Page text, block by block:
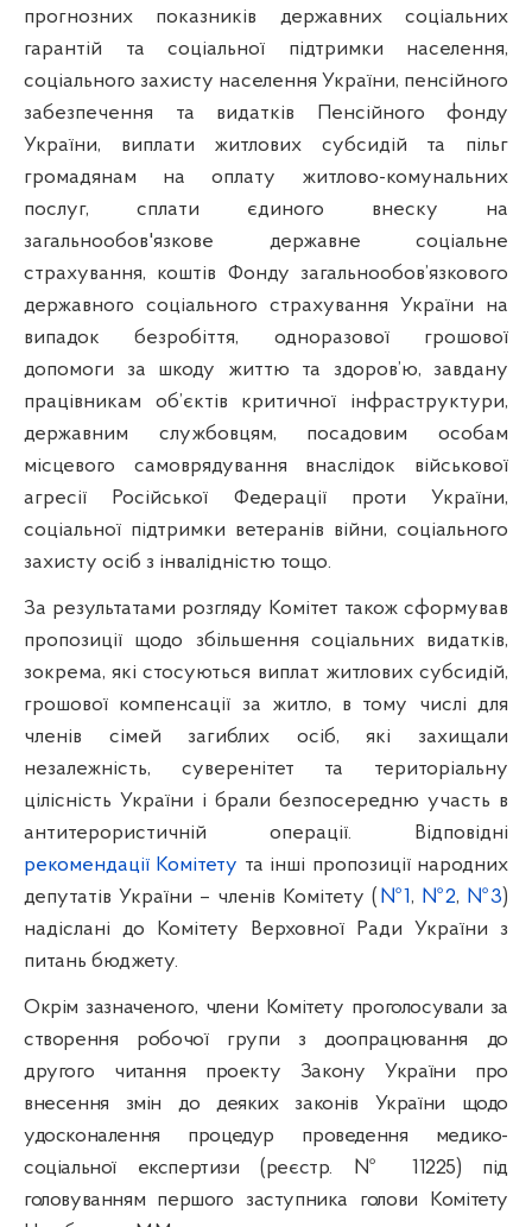
прогнозних показників державних соціальних
гарантій та соціальної підтримки населення,
соціального захисту населення України, пенсійного
забезпечення та видатків Пенсійного фонду
України, виплати житлових субсидій та пільг
громадянам на оплату житлово-комунальних
послуг, сплати єдиного внеску на
загальнообов'язкове державне соціальне
страхування, коштів Фонду загальнообов’язкового
державного соціального страхування України на
випадок безробіття, одноразової грошової
допомоги за шкоду життю та здоров’ю, завдану
працівникам об’єктів критичної інфраструктури,
державним службовцям, посадовим особам
місцевого самоврядування внаслідок військової
агресії Російської Федерації проти України,
соціальної підтримки ветеранів війни, соціального
захисту осіб з інвалідністю тощо.
За результатами розгляду Комітет також сформував
пропозиції щодо збільшення соціальних видатків,
зокрема, які стосуються виплат житлових субсидій,
грошової компенсації за житло, в тому числі для
членів сімей загиблих осіб, які захищали
незалежність, суверенітет та територіальну
цілісність України і брали безпосередню участь в
антитерористичній операції. Відповідні
рекомендації Комітету та інші пропозиції народних
депутатів України – членів Комітету ( №1, №2, №3)
надіслані до Комітету Верховної Ради України з
питань бюджету.
Окрім зазначеного, члени Комітету проголосували за
створення робочої групи з доопрацювання до
другого читання проекту Закону України про
внесення змін до деяких законів України щодо
удосконалення процедур проведення медико-
соціальної експертизи (реєстр. № 11225) під
головуванням першого заступника голови Комітету